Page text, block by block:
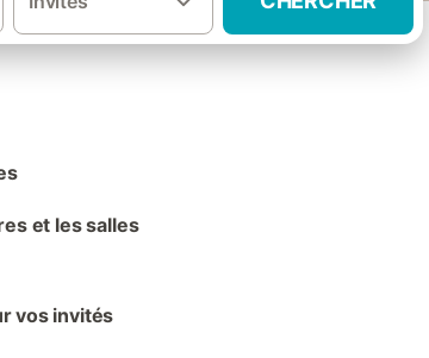
et les salles
vos invités